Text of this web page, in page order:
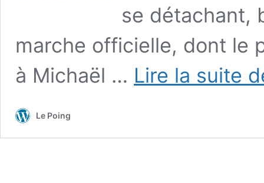
se détachant,
marche officielle, dont le
à Michaël … Lire la suite
Le Poing